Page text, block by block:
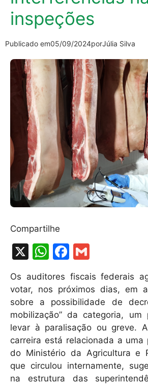
inspeções
Publicado em05/09/2024porJúlia Silva
Compartilhe
X
W
at
s
A
p
p
F
a
c
e
b
o
o
k
m
ai
l
Os auditores fiscais federais
votar, nos próximos dias, em
sobre a possibilidade de
mobilização” da categoria, um
levar à paralisação ou greve.
carreira está relacionada a uma
do Ministério da Agricultura e
que circulou internamente,
na estrutura das